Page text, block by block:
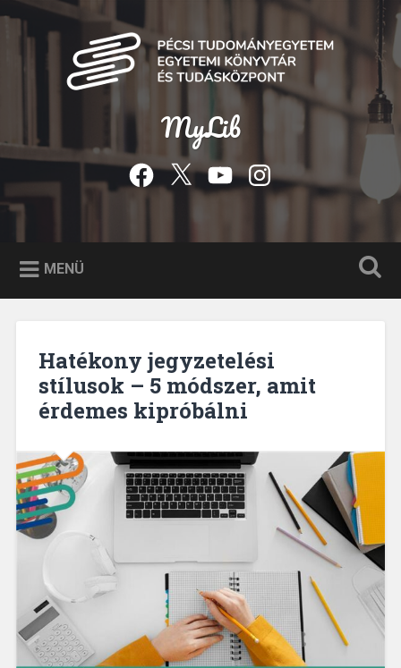
Tovább
tartalomhoz
Keresés
MyLib
Facebook
Twitter
YouTube
Instagram
MENÜ
Hatékony jegyzetelési
stílusok – 5 módszer, amit
érdemes kipróbálni